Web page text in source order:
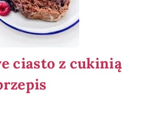
ciasto z cukinią